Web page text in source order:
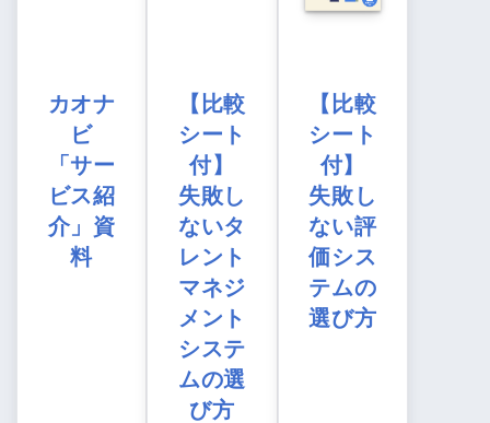
カオナ
ビ
「サー
ビス紹
介」資
料
【比較
シート
付】
失敗し
ないタ
レント
マネジ
メント
システ
ムの選
び方
【比較
シート
付】
失敗し
ない評
価シス
テムの
選び方